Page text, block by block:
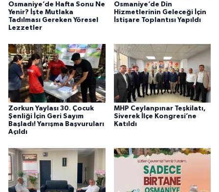
Osmaniye’de Hafta Sonu Ne
Yenir? İşte Mutlaka
Tadılması Gereken Yöresel
Lezzetler
Osmaniye’de Din
Hizmetlerinin Geleceği İçin
İstişare Toplantısı Yapıldı
Zorkun Yaylası 30. Çocuk
Şenliği İçin Geri Sayım
Başladı! Yarışma Başvuruları
Açıldı
MHP Ceylanpınar Teşkilatı,
Siverek İlçe Kongresi’ne
Katıldı